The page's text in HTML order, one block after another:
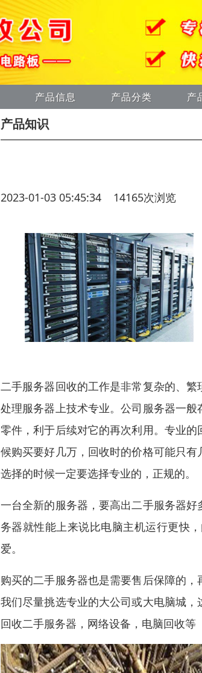
产品信息 产品分类 产
产品知识
2023-01-03 05:45:34 14165次浏览
二手服务器回收的工作是非常复杂的、
处理服务器上技术专业。公司服务器一
零件，利于后续对它的再次利用。专业
候购买要好几万，回收时的价格可能只
选择的时候一定要选择专业的，正规的。
一台全新的服务器，要高出二手服务器
务器就性能上来说比电脑主机运行更快
爱。
购买的二手服务器也是需要售后保障的
我们尽量挑选专业的大公司或大电脑城
回收二手服务器，网络设备，电脑回收等